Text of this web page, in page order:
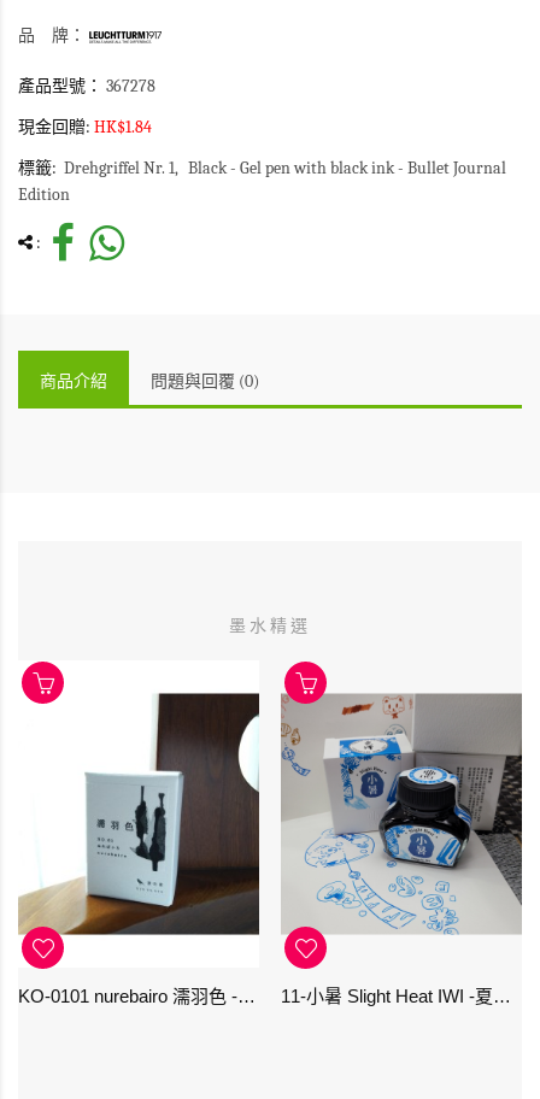
品 牌：
產品型號： 367278
現金回贈: HK$1.84
標籤: Drehgriffel Nr. 1
Black - Gel pen with black ink - Bullet Journal
Edition
:
商品介紹 問題與回覆 (0)
墨水精選
KO-0101 nurebairo 濡羽色 -日本名牌京の音樽裝鋼筆墨水40ml 4573356130012 11-小暑 Slight Heat IWI -夏季-24節氣色澤鋼筆墨水